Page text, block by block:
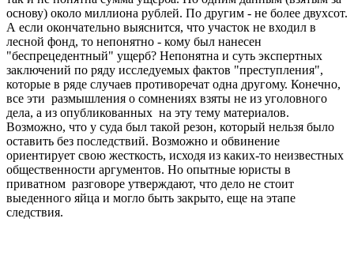
основу) около миллиона рублей. По другим - не более двухсот.
А если окончательно выяснится, что участок не входил в
лесной фонд, то непонятно - кому был нанесен
"беспрецедентный" ущерб? Непонятна и суть экспертных
заключений по ряду исследуемых фактов "преступления",
которые в ряде случаев противоречат одна другому. Конечно,
все эти размышления о сомнениях взяты не из уголовного
дела, а из опубликованных на эту тему материалов.
Возможно, что у суда был такой резон, который нельзя было
оставить без последствий. Возможно и обвинение
ориентирует свою жесткость, исходя из каких-то неизвестных
общественности аргументов. Но опытные юристы в
приватном разговоре утверждают, что дело не стоит
выеденного яйца и могло быть закрыто, еще на этапе
следствия.